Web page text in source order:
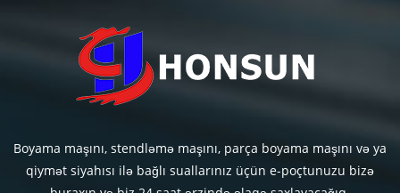
Boyama maşını, stendləmə maşını, parça boyama maşını və ya
qiymət siyahısı ilə bağlı suallarınız üçün e-poçtunuzu bizə